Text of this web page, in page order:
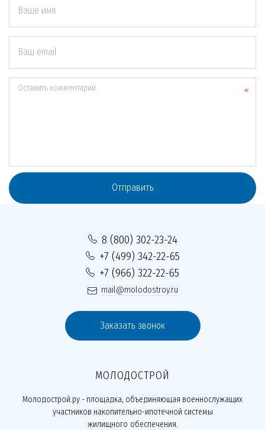
Ваше имя
Ваш email
Оставить комментарий
Отправить
8 (800) 302-23-24
+7 (499) 342-22-65
+7 (966) 322-22-65
mail@molodostroy.ru
Заказать звонок
МОЛОДОСТРОЙ
Молодострой.ру - площадка, объединяющая военнослужащих
участников накопительно-ипотечной системы
жилищного обеспечения.